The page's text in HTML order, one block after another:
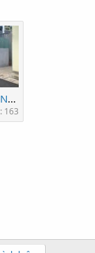
Bán Nhà Đất Liên Nghĩa 3,5 Tỷ DT 106m2 (5x21m) Có 97m2 Thổ Cư Đông Đô - Liên...jpg
163